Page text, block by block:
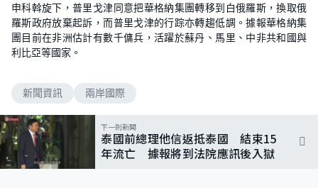
申科斡旋下，普里戈津同意把華格納集團轉移到白俄羅斯，換取俄
羅斯政府放棄起訴，而普里戈津的行踪亦轉趨低調。據報華格納集
團目前在非洲估計有數千傭兵，活躍於蘇丹、馬里、中非共和國與
利比亞等國家。
新聞資訊 兩岸國際
下一則新聞
泰國前總理他信返抵泰國 結束15
年流亡 據報將到法院應訊後入獄